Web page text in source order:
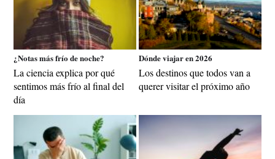
¿Notas más frío de noche?
La ciencia explica por qué
sentimos más frío al final del
día
Dónde viajar en 2026
Los destinos que todos van a
querer visitar el próximo año